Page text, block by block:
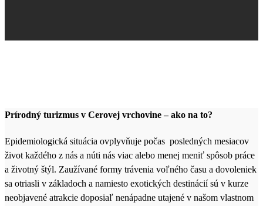
Prírodný turizmus v Cerovej vrchovine – ako na to?
Epidemiologická situácia ovplyvňuje počas posledných mesiacov
život každého z nás a núti nás viac alebo menej meniť spôsob práce
a životný štýl. Zaužívané formy trávenia voľného času a dovoleniek
sa otriasli v základoch a namiesto exotických destinácií sú v kurze
neobjavené atrakcie doposiaľ nenápadne utajené v našom vlastnom